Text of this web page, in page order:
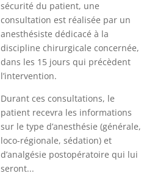
sécurité du patient, une
consultation est réalisée par un
anesthésiste dédicacé à la
discipline chirurgicale concernée,
dans les 15 jours qui précèdent
l’intervention.
Durant ces consultations, le
patient recevra les informations
sur le type d’anesthésie (générale,
loco-régionale, sédation) et
d’analgésie postopératoire qui lui
seront...